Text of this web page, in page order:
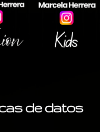
de datos